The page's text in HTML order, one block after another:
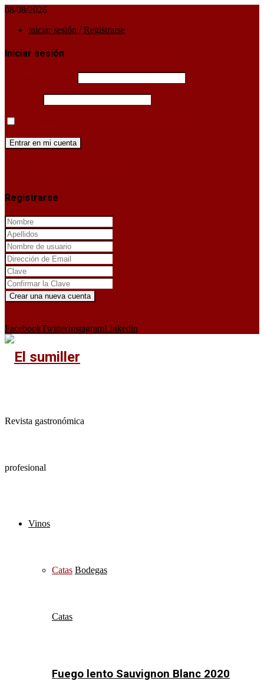
08/08/2026
iniciar sesión / Registrarse
Iniciar sesión
Registrarse
FacebookTwitterInstagramLinkedin
Revista gastronómica
profesional
Vinos
Catas Bodegas
Catas
Fuego lento Sauvignon Blanc 2020